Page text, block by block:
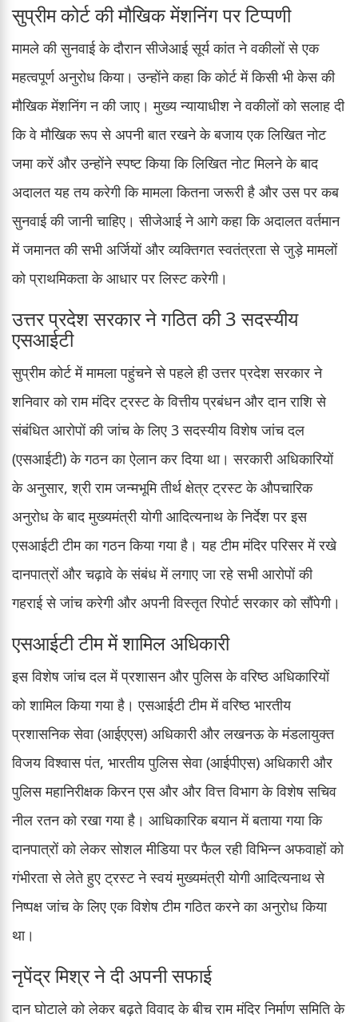
सुप्रीम कोर्ट की मौखिक मेंशनिंग पर टिप्पणी
मामले की सुनवाई के दौरान सीजेआई सूर्य कांत ने वकीलों से एक
महत्वपूर्ण अनुरोध किया। उन्होंने कहा कि कोर्ट में किसी भी केस की
मौखिक मेंशनिंग न की जाए। मुख्य न्यायाधीश ने वकीलों को सलाह दी
कि वे मौखिक रूप से अपनी बात रखने के बजाय एक लिखित नोट
जमा करें और उन्होंने स्पष्ट किया कि लिखित नोट मिलने के बाद
अदालत यह तय करेगी कि मामला कितना जरूरी है और उस पर कब
सुनवाई की जानी चाहिए। सीजेआई ने आगे कहा कि अदालत वर्तमान
में जमानत की सभी अर्जियों और व्यक्तिगत स्वतंत्रता से जुड़े मामलों
को प्राथमिकता के आधार पर लिस्ट करेगी।
उत्तर प्रदेश सरकार ने गठित की 3 सदस्यीय
एसआईटी
सुप्रीम कोर्ट में मामला पहुंचने से पहले ही उत्तर प्रदेश सरकार ने
शनिवार को राम मंदिर ट्रस्ट के वित्तीय प्रबंधन और दान राशि से
संबंधित आरोपों की जांच के लिए 3 सदस्यीय विशेष जांच दल
(एसआईटी) के गठन का ऐलान कर दिया था। सरकारी अधिकारियों
के अनुसार, श्री राम जन्मभूमि तीर्थ क्षेत्र ट्रस्ट के औपचारिक
अनुरोध के बाद मुख्यमंत्री योगी आदित्यनाथ के निर्देश पर इस
एसआईटी टीम का गठन किया गया है। यह टीम मंदिर परिसर में रखे
दानपात्रों और चढ़ावे के संबंध में लगाए जा रहे सभी आरोपों की
गहराई से जांच करेगी और अपनी विस्तृत रिपोर्ट सरकार को सौंपेगी।
एसआईटी टीम में शामिल अधिकारी
इस विशेष जांच दल में प्रशासन और पुलिस के वरिष्ठ अधिकारियों
को शामिल किया गया है। एसआईटी टीम में वरिष्ठ भारतीय
प्रशासनिक सेवा (आईएएस) अधिकारी और लखनऊ के मंडलायुक्त
विजय विश्वास पंत, भारतीय पुलिस सेवा (आईपीएस) अधिकारी और
पुलिस महानिरीक्षक किरन एस और और वित्त विभाग के विशेष सचिव
नील रतन को रखा गया है। आधिकारिक बयान में बताया गया कि
दानपात्रों को लेकर सोशल मीडिया पर फैल रही विभिन्न अफवाहों को
गंभीरता से लेते हुए ट्रस्ट ने स्वयं मुख्यमंत्री योगी आदित्यनाथ से
निष्पक्ष जांच के लिए एक विशेष टीम गठित करने का अनुरोध किया
था।
नृपेंद्र मिश्र ने दी अपनी सफाई
दान घोटाले को लेकर बढ़ते विवाद के बीच राम मंदिर निर्माण समिति के